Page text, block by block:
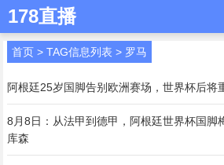
178直播
首页> TAG信息列表 > 罗马
阿根廷25岁国脚告别欧洲赛场，世界杯后将
8月8日：从法甲到德甲，阿根廷世界杯国脚
库森